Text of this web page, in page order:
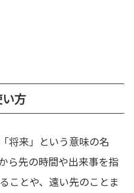
方
将来」という意味の名
ら先の時間や出来事を指
ことや、遠い先のことま